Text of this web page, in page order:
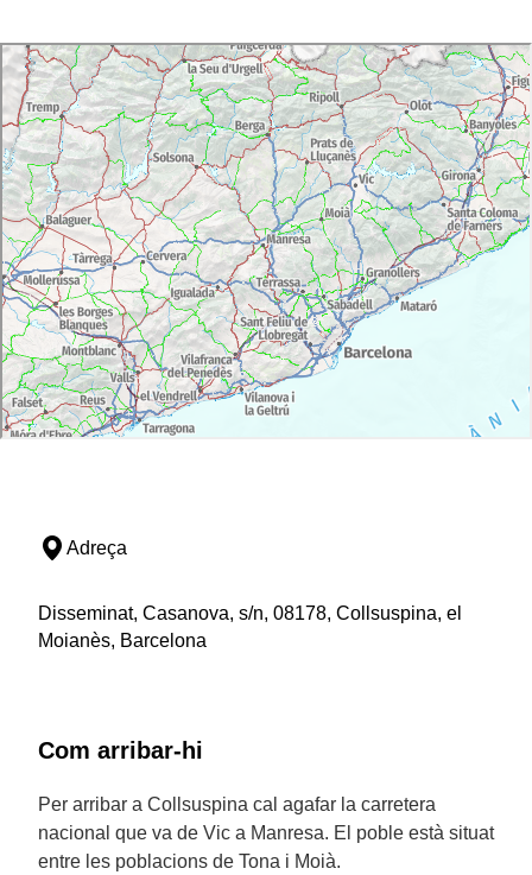
Adreça
Disseminat, Casanova, s/n, 08178, Collsuspina, el
Moianès, Barcelona
Com arribar-hi
Per arribar a Collsuspina cal agafar la carretera
nacional que va de Vic a Manresa. El poble està situat
entre les poblacions de Tona i Moià.